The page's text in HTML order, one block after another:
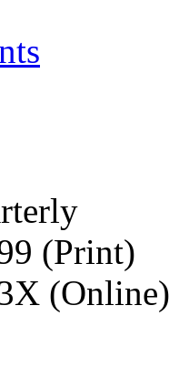
(Print)
(Online)